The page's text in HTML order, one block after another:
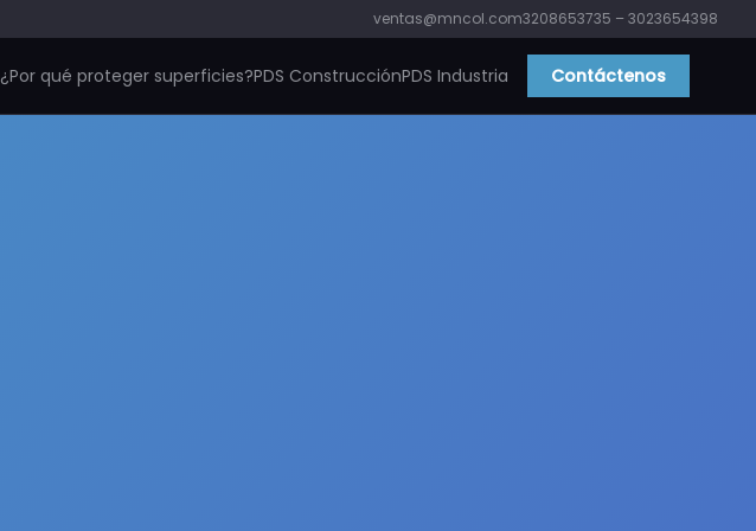
ventas@mncol.com3208653735 – 3023654398
¿Por qué proteger superficies?PDS ConstrucciónPDS Industria Contáctenos